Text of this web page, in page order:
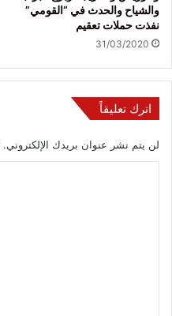
والشياح والحدث في “القومي”
نفذت حملات تعقيم
31/03/2020
اترك تعليقاً
لن يتم نشر عنوان بريدك الإلكتروني.